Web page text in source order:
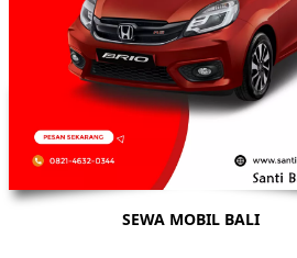
SEWA MOBIL BALI